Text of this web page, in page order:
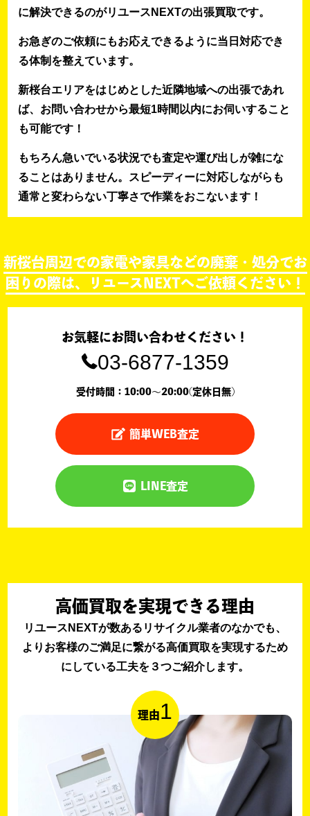
に解決できるのがリユースNEXTの出張買取です。
お急ぎのご依頼にもお応えできるように当日対応でき
る体制を整えています。
新桜台エリアをはじめとした近隣地域への出張であれ
ば、お問い合わせから最短1時間以内にお伺いすること
も可能です！
もちろん急いでいる状況でも査定や運び出しが雑にな
ることはありません。スピーディーに対応しながらも
通常と変わらない丁寧さで作業をおこないます！
新桜台周辺での家電や家具などの廃棄・処分でお
困りの際は、リユースNEXTへご依頼ください！
お気軽にお問い合わせください！
03-6877-1359
受付時間：10:00〜20:00(定休日無)
簡単WEB査定
LINE査定
高価買取を実現できる理由
リユースNEXTが数あるリサイクル業者のなかでも、
よりお客様のご満足に繋がる高価買取を実現するため
にしている工夫を３つご紹介します。
理由1